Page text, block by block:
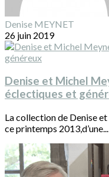
Denise MEYNET
26 juin 2019
Denise et Michel
éclectiques et
La collection de Denise
ce printemps 2013,d’une...